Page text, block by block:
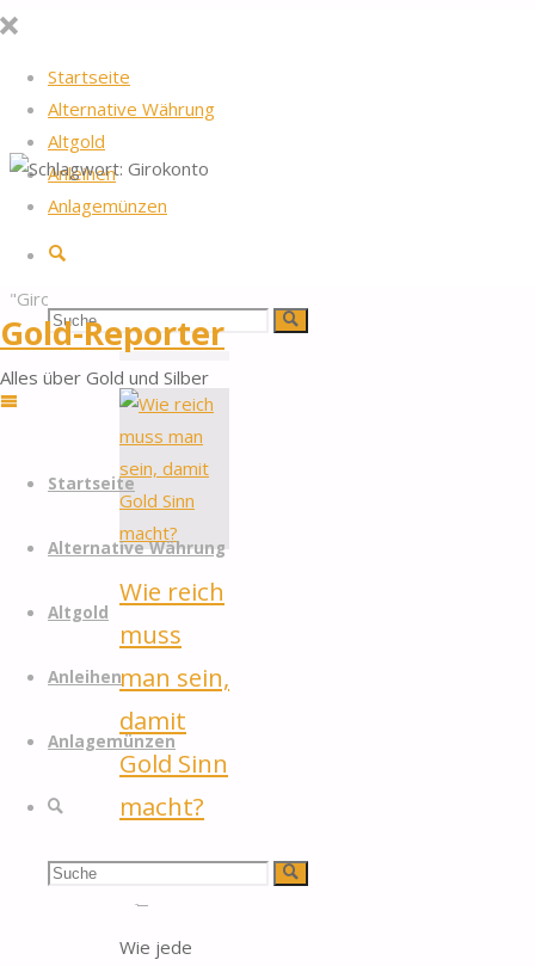
Startseite
Alternative Währung
Altgold
Anleihen
Anlagemünzen
Suche
Suchen
nach:
Suche
Gold-Reporter
Alles über Gold und Silber
Startseite
Alternative Währung
Altgold
Anleihen
Anlagemünzen
Suchen Suche
Startseite
verschlagwortet
"Girokonto"
Girokonto
Wie reich
muss
man sein,
damit
Gold Sinn
macht?
itemprop="discussionURL"
Wie jede